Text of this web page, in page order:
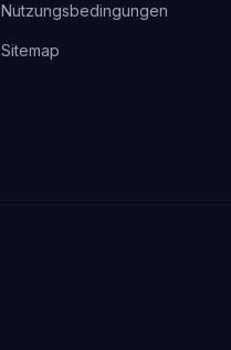
Nutzungsbedingungen
Sitemap